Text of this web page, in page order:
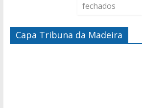
fechados
Capa Tribuna da Madeira